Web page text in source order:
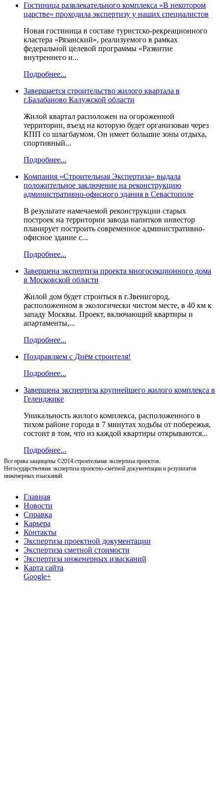
Гостиница развлекательного комплекса «В некотором
царстве» проходила экспертизу у наших специалистов
Новая гостиница в составе туристско-рекреационного
кластера «Рязанский», реализуемого в рамках
федеральной целевой программы «Развитие
внутреннего и...
Подробнее...
Завершается строительство жилого квартала в
г.Балабаново Калужской области
Жилой квартал расположен на огороженной
территории, въезд на которую будет организован через
КПП со шлагбаумом. Он имеет большие зоны отдыха,
спортивный...
Подробнее...
Компания «Строительная Экспертиза» выдала
положительное заключение на реконструкцию
административно-офисного здания в Севастополе
В результате намечаемой реконструкции старых
построек на территории завода напитков инвестор
планирует построить современное административно-
офисное здание с...
Подробнее...
Завершена экспертиза проекта многосекционного дома
в Московской области
Жилой дом будет строиться в г.Звенигород,
расположенном в экологически чистом месте, в 40 км к
западу Москвы. Проект, включающий квартиры и
апартаменты,...
Подробнее...
Поздравляем с Днём строителя!
Подробнее...
Завершена экспертиза крупнейшего жилого комплекса в
Геленджике
Уникальность жилого комплекса, расположенного в
тихом районе города в 7 минутах ходьбы от побережья,
состоит в том, что из каждой квартиры открываются...
Подробнее...
Все права защищены ©2014 строительная экспертиза проектов.
Негосударственная экспертиза проектно-сметной документации и результатов
инженерных изысканий.
Главная
Новости
Справка
Карьера
Контакты
Экспертиза проектной документации
Экспертиза сметной стоимости
Экспертиза инженерных изысканий
Карта сайта
Google+